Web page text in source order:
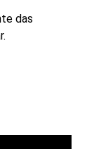
das